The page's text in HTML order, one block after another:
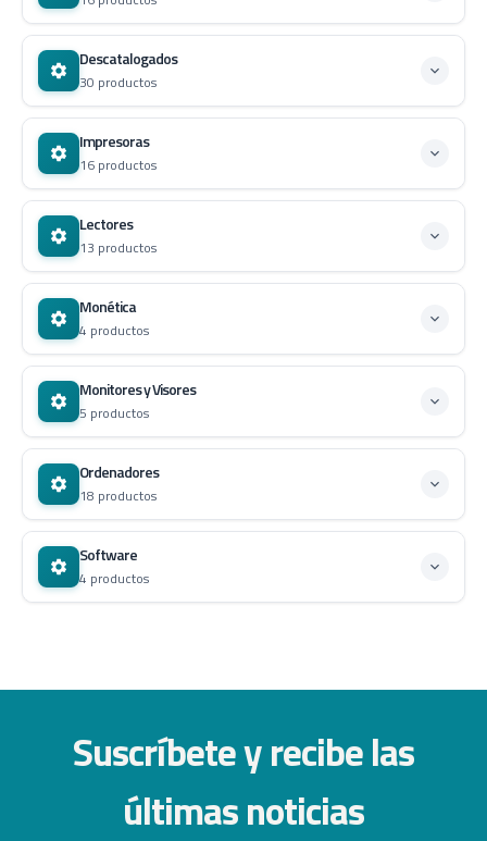
Descatalogados
30 productos
Impresoras
16 productos
Lectores
13 productos
Monética
4 productos
Monitores y Visores
5 productos
Ordenadores
18 productos
Software
4 productos
Suscríbete y recibe las
últimas noticias